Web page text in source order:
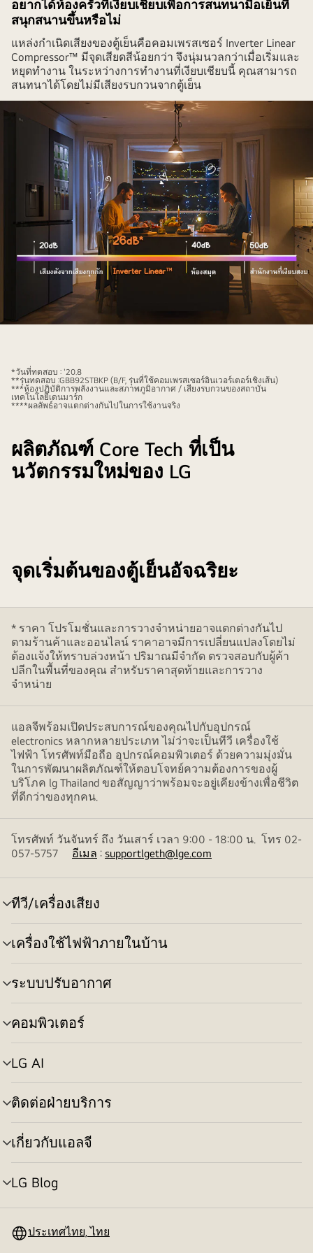
อยากได้ห้องครัวที่เงียบเชียบเพื่อการสนทนามื้อเย็นที่
สนุกสนานขึ้นหรือไม่
แหล่งกำเนิดเสียงของตู้เย็นคือคอมเพรสเซอร์ Inverter Linear
Compressor™ มีจุดเสียดสีน้อยกว่า จึงนุ่มนวลกว่าเมื่อเริ่มและ
หยุดทำงาน ในระหว่างการทำงานที่เงียบเชียบนี้ คุณสามารถ
สนทนาได้โดยไม่มีเสียงรบกวนจากตู้เย็น
เพลิดเพลิน
กับ
อาหาร
เย็น
อัน
เงียบเชียบ
*วันที่ทดสอบ : '20.8
**รุ่นทดสอบ :GBB92STBKP (B/F, รุ่นที่ใช้คอมเพรสเซอร์อินเวอร์เตอร์เชิงเส้น)
***ห้องปฏิบัติการพลังงานและสภาพภูมิอากาศ / เสียงรบกวนของสถาบัน
เทคโนโลยีเดนมาร์ก
****ผลลัพธ์อาจแตกต่างกันไปในการใช้งานจริง
ผลิตภัณฑ์ Core Tech ที่เป็น
นวัตกรรมใหม่ของ LG
จุดเริ่มต้นของตู้เย็นอัจฉริยะ
* ราคา โปรโมชั่นและการวางจำหน่ายอาจแตกต่างกันไป
ตามร้านค้าและออนไลน์ ราคาอาจมีการเปลี่ยนแปลงโดยไม่
ต้องแจ้งให้ทราบล่วงหน้า ปริมาณมีจำกัด ตรวจสอบกับผู้ค้า
ปลีกในพื้นที่ของคุณ สำหรับราคาสุดท้ายและการวาง
จำหน่าย
แอลจีพร้อมเปิดประสบการณ์ของคุณไปกับอุปกรณ์
electronics หลากหลายประเภท ไม่ว่าจะเป็นทีวี เครื่องใช้
ไฟฟ้า โทรศัพท์มือถือ อุปกรณ์คอมพิวเตอร์ ด้วยความมุ่งมั่น
ในการพัฒนาผลิตภัณฑ์ให้ตอบโจทย์ความต้องการของผู้
บริโภค lg Thailand ขอสัญญาว่าพร้อมจะอยู่เคียงข้างเพื่อชีวิต
ที่ดีกว่าของทุกคน.
โทรศัพท์ วันจันทร์ ถึง วันเสาร์ เวลา 9:00 - 18:00 น. โทร 02-
057-5757 อีเมล : supportlgeth@lge.com
ทีวี/เครื่องเสียง
สลับ
เมนู
เครื่องใช้ไฟฟ้าภายในบ้าน
สลับ
เมนู
ระบบปรับอากาศ
สลับ
เมนู
คอมพิวเตอร์
สลับ
เมนู
LG AI
สลับ
เมนู
ติดต่อฝ่ายบริการ
สลับ
เมนู
เกี่ยวกับแอลจี
สลับ
เมนู
LG Blog
สลับ
ประเทศไทย, ไทย